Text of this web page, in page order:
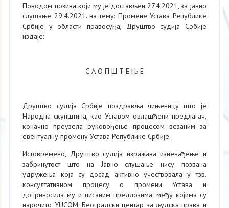
Поводом позива који му је достављен 27.4.2021, за јавно
слушање 29.4.2021. на тему: Промене Устава Републике
Србије у области правосуђа, Друштво судија Србије
издаје:
С А О П Ш Т Е Њ Е
Друштво судија Србије поздравља чињеницу што је
Народна скупштина, као Уставом овлашћени предлагач,
коначно преузела руковођење процесом везаним за
евентуалну промену Устава Републике Србије.
Истовремено, Друштво судија изражава изненађење и
забринутост што на Јавно слушање нису позвана
удружења која су досад активно учествовала у тзв.
консултативном процесу о промени Устава и
доприносила му и писаним предлозима, међу којима су
нарочито YUCOM, Београдски центар за људска права и